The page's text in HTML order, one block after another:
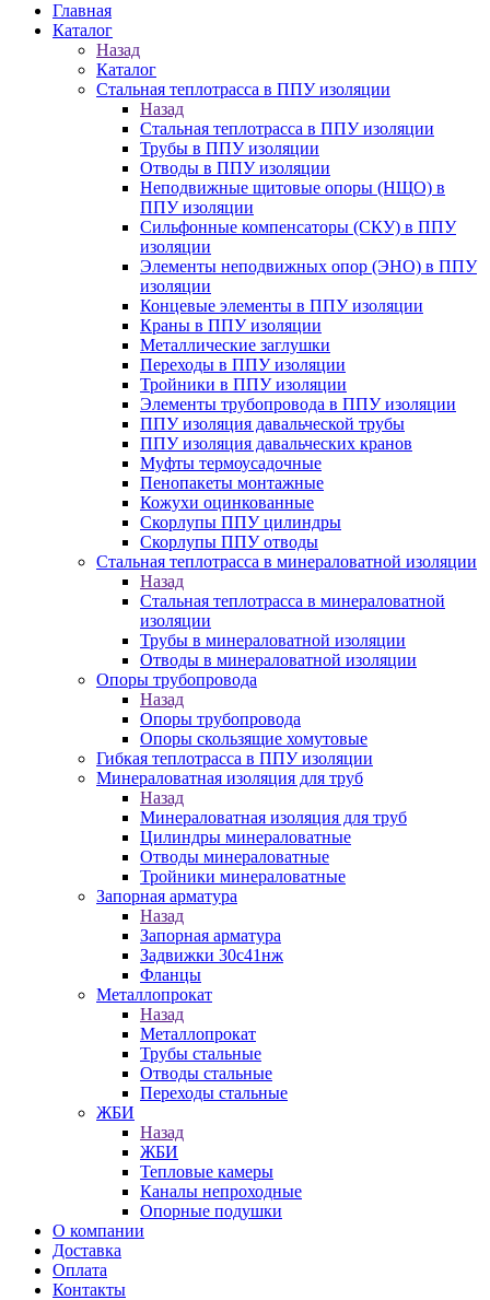
Главная
Каталог
Назад
Каталог
Стальная теплотрасса в ППУ изоляции
Назад
Стальная теплотрасса в ППУ изоляции
Трубы в ППУ изоляции
Отводы в ППУ изоляции
Неподвижные щитовые опоры (НЩО) в
ППУ изоляции
Cильфонные компенсаторы (СКУ) в ППУ
изоляции
Элементы неподвижных опор (ЭНО) в ППУ
изоляции
Концевые элементы в ППУ изоляции
Краны в ППУ изоляции
Металлические заглушки
Переходы в ППУ изоляции
Тройники в ППУ изоляции
Элементы трубопровода в ППУ изоляции
ППУ изоляция давальческой трубы
ППУ изоляция давальческих кранов
Муфты термоусадочные
Пенопакеты монтажные
Кожухи оцинкованные
Скорлупы ППУ цилиндры
Скорлупы ППУ отводы
Стальная теплотрасса в минераловатной изоляции
Назад
Стальная теплотрасса в минераловатной
изоляции
Трубы в минераловатной изоляции
Отводы в минераловатной изоляции
Опоры трубопровода
Назад
Опоры трубопровода
Опоры скользящие хомутовые
Гибкая теплотрасса в ППУ изоляции
Минераловатная изоляция для труб
Назад
Минераловатная изоляция для труб
Цилиндры минераловатные
Отводы минераловатные
Тройники минераловатные
Запорная арматура
Назад
Запорная арматура
Задвижки 30с41нж
Фланцы
Металлопрокат
Назад
Металлопрокат
Трубы стальные
Отводы стальные
Переходы стальные
ЖБИ
Назад
ЖБИ
Тепловые камеры
Каналы непроходные
Опорные подушки
О компании
Доставка
Оплата
Контакты